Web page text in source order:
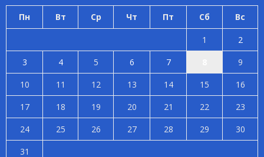
Пн Вт Ср Чт Пт Сб Вс
1
2
3
4 5 6 7
9
10
11 12 13 14 15
16
17
18 19 20 21 22
23
24
25 26 27 28 29
30
31